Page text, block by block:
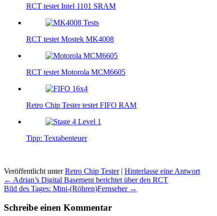
RCT testet Intel 1101 SRAM
RCT testet Mostek MK4008
RCT testet Motorola MCM6605
Retro Chip Tester testet FIFO RAM
Tipp: Textabenteuer
Veröffentlicht unterRetro Chip Tester | Hinterlasse eine Antwort
Beitragsnavigation
← Adrian’s Digital Basement berichtet über den RCT
Bild des Tages: Mini-(Röhren)Fernseher →
Schreibe einen Kommentar